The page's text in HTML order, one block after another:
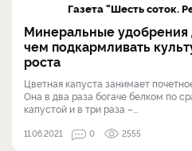
Газета "Шесть соток.
Минеральные удобрения
чем подкармливать
роста
Цветная капуста занимает
Она в два раза богаче белком по
капустой и в три раза –...
11.06.2021 0 2555